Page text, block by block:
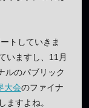
トしていきま
いますし、11月
ルのパブリック
大会のファイナ
ますよね。